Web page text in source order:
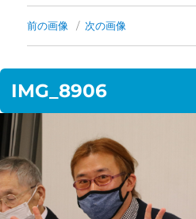
キ
ッ
プ
前の画像 次の画像
IMG_8906